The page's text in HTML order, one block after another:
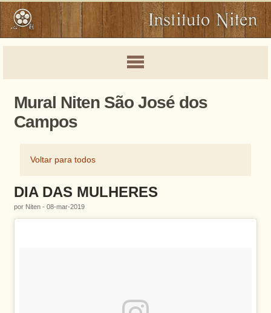
Mural Niten São José dos
Campos
Voltar para todos
DIA DAS MULHERES
por Niten - 08-mar-2019